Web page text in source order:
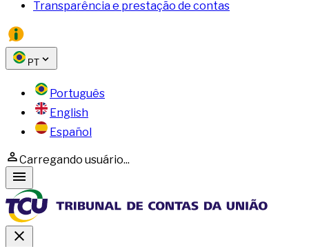
Transparência e prestação de contas
PT
Português
English
Español
Carregando usuário...